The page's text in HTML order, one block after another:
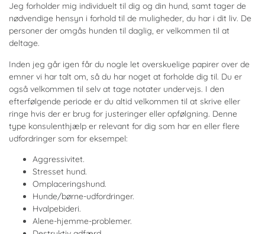
Jeg forholder mig individuelt til dig og din hund, samt tager de
nødvendige hensyn i forhold til de muligheder, du har i dit liv. De
personer der omgås hunden til daglig, er velkommen til at
deltage.
Inden jeg går igen får du nogle let overskuelige papirer over de
emner vi har talt om, så du har noget at forholde dig til. Du er
også velkommen til selv at tage notater undervejs. I den
efterfølgende periode er du altid velkommen til at skrive eller
ringe hvis der er brug for justeringer eller opfølgning. Denne
type konsulenthjælp er relevant for dig som har en eller flere
udfordringer som for eksempel:
Aggressivitet.
Stresset hund.
Omplaceringshund.
Hunde/børne-udfordringer.
Hvalpebideri.
Alene-hjemme-problemer.